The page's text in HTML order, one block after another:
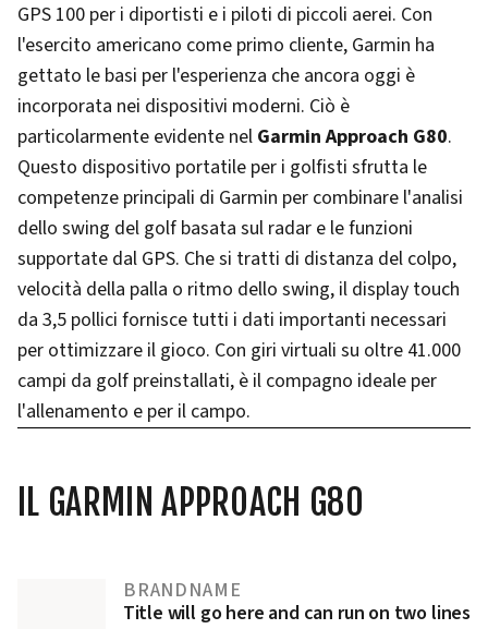
GPS 100 per i diportisti e i piloti di piccoli aerei. Con
l'esercito americano come primo cliente, Garmin ha
gettato le basi per l'esperienza che ancora oggi è
incorporata nei dispositivi moderni. Ciò è
particolarmente evidente nel Garmin Approach G80.
Questo dispositivo portatile per i golfisti sfrutta le
competenze principali di Garmin per combinare l'analisi
dello swing del golf basata sul radar e le funzioni
supportate dal GPS. Che si tratti di distanza del colpo,
velocità della palla o ritmo dello swing, il display touch
da 3,5 pollici fornisce tutti i dati importanti necessari
per ottimizzare il gioco. Con giri virtuali su oltre 41.000
campi da golf preinstallati, è il compagno ideale per
l'allenamento e per il campo.
IL GARMIN APPROACH G80
BRANDNAME
Title will go here and can run on two lines